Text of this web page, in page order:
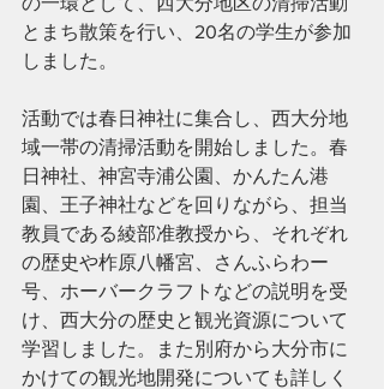
とまち散策を行い、20名の学生が参加
しました。
活動では春日神社に集合し、西大分地
域一帯の清掃活動を開始しました。春
日神社、神宮寺浦公園、かんたん港
園、王子神社などを回りながら、担当
教員である綾部准教授から、それぞれ
の歴史や柞原八幡宮、さんふらわー
号、ホーバークラフトなどの説明を受
け、西大分の歴史と観光資源について
学習しました。また別府から大分市に
かけての観光地開発についても詳しく